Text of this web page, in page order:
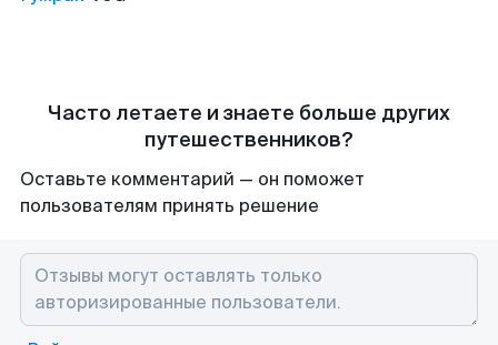
Часто летаете и знаете больше других
путешественников?
Оставьте комментарий — он поможет
пользователям принять решение